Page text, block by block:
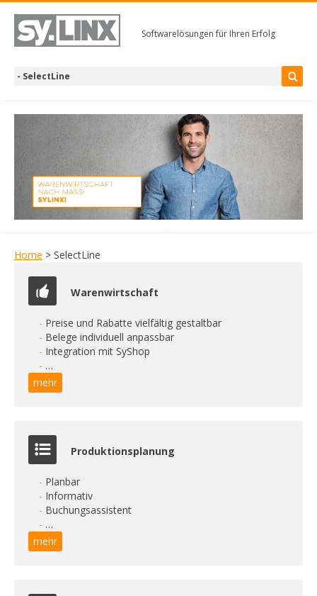
Softwarelösungen für Ihren Erfolg
Home > SelectLine
Warenwirtschaft
Preise und Rabatte vielfältig gestaltbar
Belege individuell anpassbar
Integration mit SyShop
…
mehr
Produktionsplanung
Planbar
Informativ
Buchungsassistent
…
mehr